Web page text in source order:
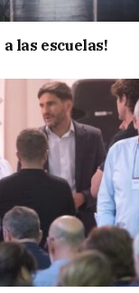
a las escuelas!